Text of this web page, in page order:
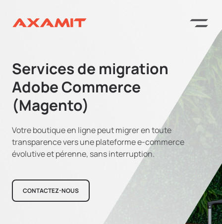
Services de migration
Adobe Commerce
(Magento)
Votre boutique en ligne peut migrer en toute
transparence vers une plateforme e-commerce
évolutive et pérenne, sans interruption.
CONTACTEZ-NOUS